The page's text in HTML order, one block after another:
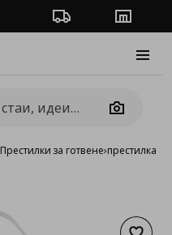
Проследяване на
Camera
Престилки за готвене›престилка